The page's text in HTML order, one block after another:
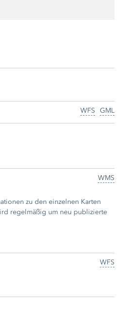
GML
WFS
WMS
zu den einzelnen Karten
regelmäßig um neu publizierte
WFS